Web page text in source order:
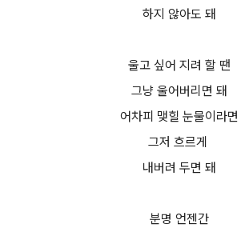
하지 않아도 돼
울고 싶어 지려 할 땐
그냥 울어버리면 돼
어차피 맺힐 눈물이라면
그저 흐르게
내버려 두면 돼
분명 언젠간